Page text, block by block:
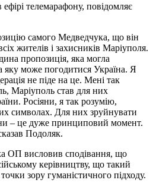
телемарафону, повідомляє
самого Медведчука, що він
жителів і захисників Маріуполя.
пропозиція, яка могла
яку може погодитися Україна. Я
не піде на це. Мені так
Маріуполь став для них
Росіяни, я так розумію,
символах. Для них зруйнувати
– це дуже принциповий момент.
Подоляк.
ОП висловив сподівання, що
керівництву, що такий
зору гуманістичного підходу.